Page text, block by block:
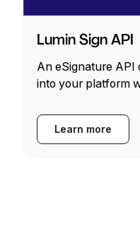
Lumin Sign API
An eSignature API
into your platform
Learn more